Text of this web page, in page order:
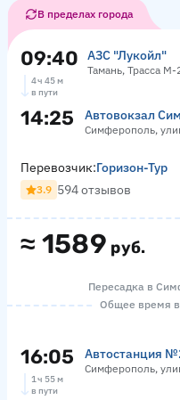
В пределах города
09:40 АЗС "Лукойл"
Тамань, Трасса
4 ч 45 м
в пути
14:25 Автовокзал
Симферополь,
≈ 1589 руб.
Перевозчик:Горизон-Тур
3.9 594 отзывов
Пересадка в
Общее время в
16:05 Автостанция
Симферополь,
1 ч 55 м
в пути